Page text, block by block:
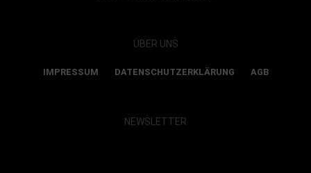
ÜBER UNS
IMPRESSUM DATENSCHUTZERKLÄRUNG AGB
NEWSLETTER